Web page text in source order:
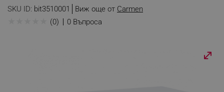
SKU ID: bit3510001 Виж още от Carmen
(0) 0 Въпроса